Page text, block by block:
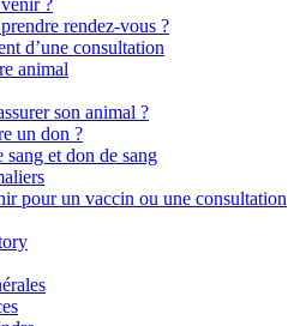
?
rendez-vous ?
d’une consultation
animal
son animal ?
un don ?
sang et don de sang
pour un vaccin ou une consultation